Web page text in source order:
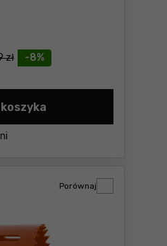
-8%
zł
koszyka
Piły otworowe 38mm
Porównaj